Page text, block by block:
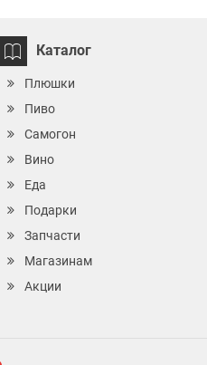
Каталог
Плюшки
Пиво
Самогон
Вино
Еда
Подарки
Запчасти
Магазинам
Акции